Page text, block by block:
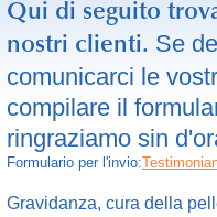
Qui di seguito
nostri clienti. Se
comunicarci le
compilare il
ringraziamo sin
Formulario per l'invio:
Gravidanza, cura della